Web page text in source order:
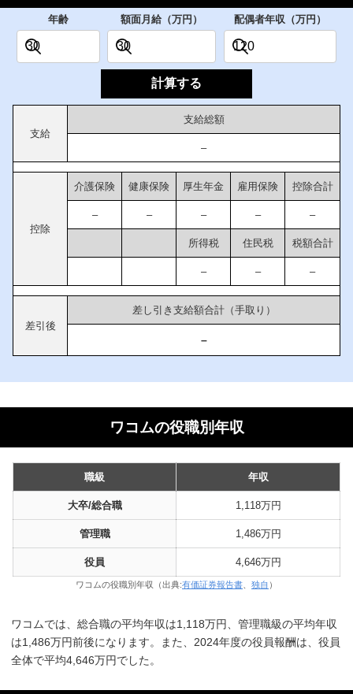
年齢 額面月給（万円） 配偶者年収（万円）
計算する
支給
支給総額
–
控除
介護保険 健康保険 厚生年金 雇用保険 控除合計
– – – – –
所得税 住民税 税額合計
– – –
差引後
差し引き支給額合計（手取り）
–
ワコムの役職別年収
職級 年収
大卒/総合職 1,118万円
管理職 1,486万円
役員 4,646万円
ワコムの役職別年収（出典:有価証券報告書 独自 ）
ワコムでは、総合職の平均年収は1,118万円、管理職級の平均年収
は1,486万円前後になります。また、2024年度の役員報酬は、役員
全体で平均4,646万円でした。